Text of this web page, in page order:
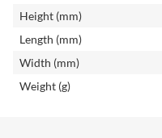
Height (mm)
Length (mm)
Width (mm)
Weight (g)